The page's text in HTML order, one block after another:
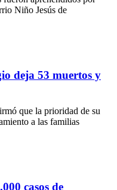
Niño Jesús de
deja 53 muertos y
que la prioridad de su
a las familias
casos de